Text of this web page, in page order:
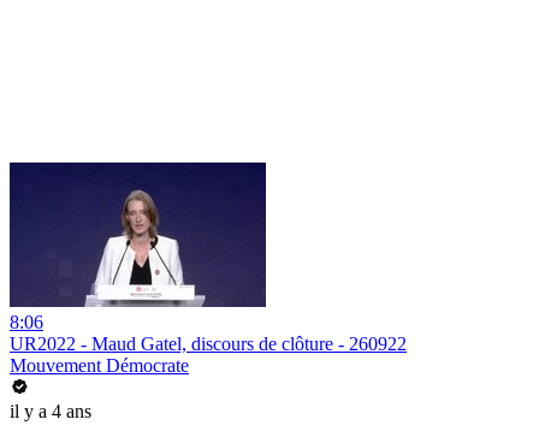
8:06
UR2022 - Maud Gatel, discours de clôture - 260922
Mouvement Démocrate
il y a 4 ans